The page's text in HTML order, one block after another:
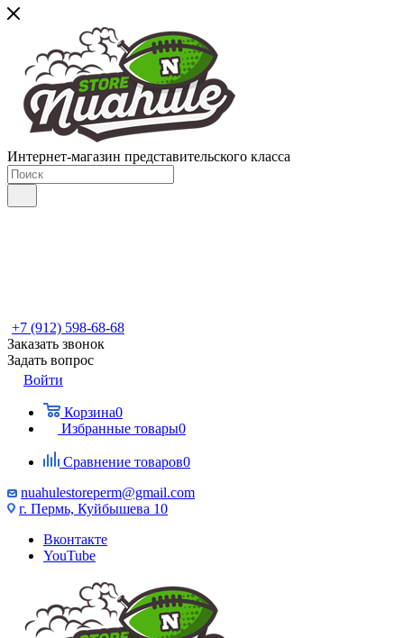
Интернет-магазин представительского класса
+7 (912) 598-68-68
Заказать звонок
Задать вопрос
Войти
Корзина0
Избранные товары0
Сравнение товаров0
nuahulestoreperm@gmail.com
г. Пермь, Куйбышева 10
Вконтакте
YouTube